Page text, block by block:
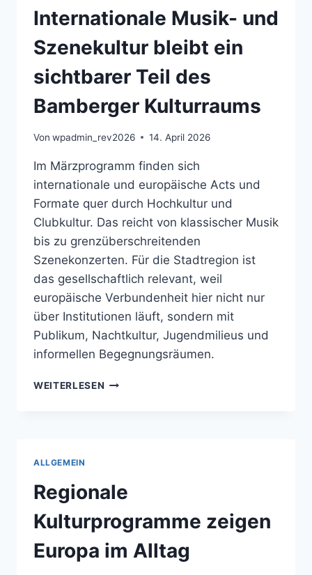
ZIVILGESELLSCHAFT
Internationale Musik- und
Szenekultur bleibt ein
sichtbarer Teil des
Bamberger Kulturraums
Von wpadmin_rev2026 14. April 2026
Im Märzprogramm finden sich
internationale und europäische Acts und
Formate quer durch Hochkultur und
Clubkultur. Das reicht von klassischer Musik
bis zu grenzüberschreitenden
Szenekonzerten. Für die Stadtregion ist
das gesellschaftlich relevant, weil
europäische Verbundenheit hier nicht nur
über Institutionen läuft, sondern mit
Publikum, Nachtkultur, Jugendmilieus und
informellen Begegnungsräumen.
WEITERLESEN INTERNATIONALE
TEIL
DES
KULTURRAUMS
ALLGEMEIN
Regionale
Kulturprogramme zeigen
Europa im Alltag